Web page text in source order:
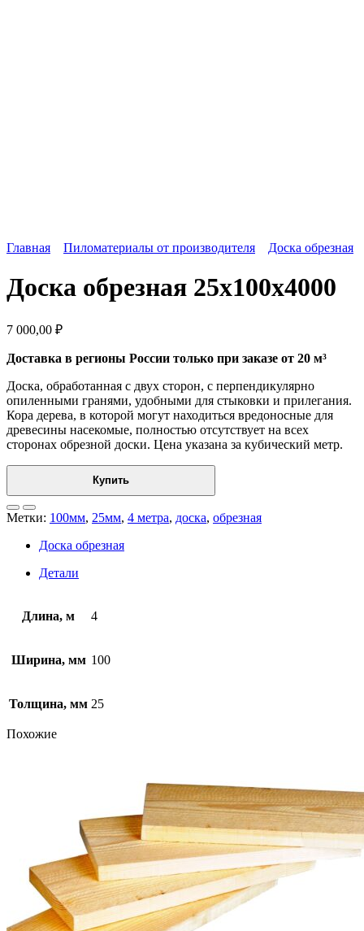
Главная Пиломатериалы от производителя Доска обрезная
Доска обрезная 25x100x4000
7 000,00 ₽
Доставка в регионы России только при заказе от 20 м³
Доска, обработанная с двух сторон, с перпендикулярно
опиленными гранями, удобными для стыковки и прилегания.
Кора дерева, в которой могут находиться вредоносные для
древесины насекомые, полностью отсутствует на всех
сторонах обрезной доски. Цена указана за кубический метр.
Купить
Метки: 100мм, 25мм, 4 метра, доска, обрезная
Доска обрезная
Детали
Длина, м 4
Ширина, мм 100
Толщина, мм 25
Похожие